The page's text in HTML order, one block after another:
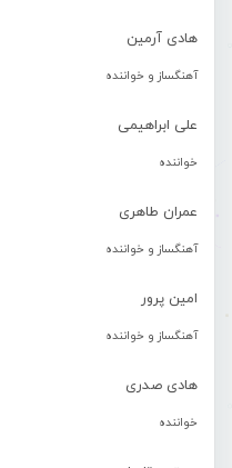
هادی آرمین
آهنگساز و خواننده
علی ابراهیمی
خواننده
عمران طاهری
آهنگساز و خواننده
امین پرور
آهنگساز و خواننده
هادی صدری
خواننده